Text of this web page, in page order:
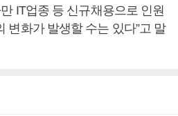
IT업종 등 신규채용으로 인원
변화가 발생할 수는 있다”고 말